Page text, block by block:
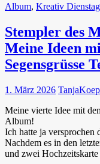
Album, Kreativ Dienstag
Stempler des
Meine Ideen
Segensgrüsse
1. März 2026
Meine vierte Idee mit
Album!
Ich hatte ja versprochen
Nachdem es in den
und zwei